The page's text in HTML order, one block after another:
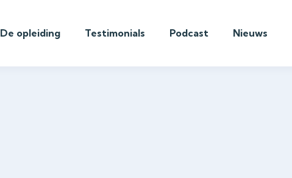
De opleiding Testimonials Podcast Nieuws